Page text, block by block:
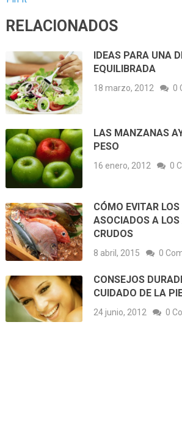
RELACIONADOS
IDEAS PARA UNA
EQUILIBRADA
18 marzo, 2012 0
LAS MANZANAS
PESO
16 enero, 2012 0
CÓMO EVITAR LOS
ASOCIADOS A
CRUDOS
8 abril, 2015 0
CONSEJOS
CUIDADO DE LA
24 junio, 2012 0